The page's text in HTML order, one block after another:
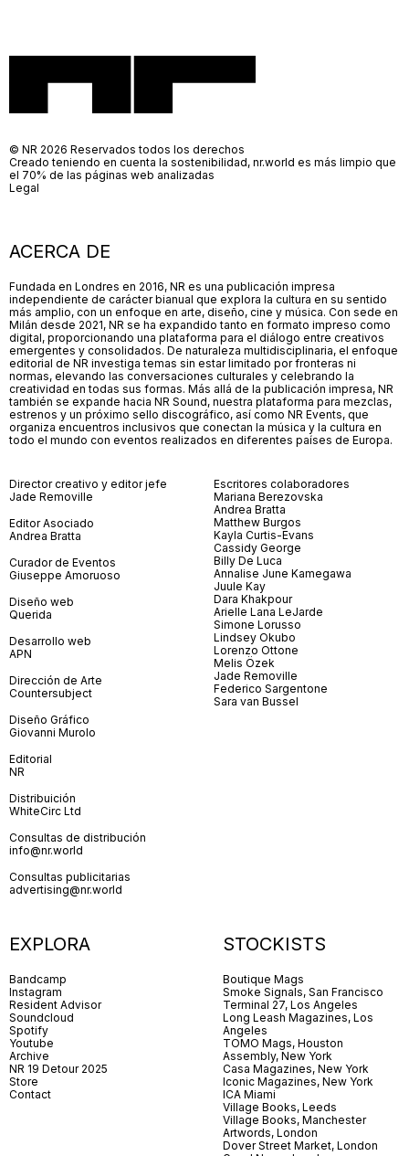
ACERCA DE
Fundada en Londres en 2016, NR es una publicación impresa
independiente de carácter bianual que explora la cultura en su sentido
más amplio, con un enfoque en arte, diseño, cine y música. Con sede en
Milán desde 2021, NR se ha expandido tanto en formato impreso como
digital, proporcionando una plataforma para el diálogo entre creativos
emergentes y consolidados. De naturaleza multidisciplinaria, el enfoque
editorial de NR investiga temas sin estar limitado por fronteras ni
normas, elevando las conversaciones culturales y celebrando la
creatividad en todas sus formas. Más allá de la publicación impresa, NR
también se expande hacia NR Sound, nuestra plataforma para mezclas,
estrenos y un próximo sello discográfico, así como NR Events, que
organiza encuentros inclusivos que conectan la música y la cultura en
todo el mundo con eventos realizados en diferentes países de Europa.
Director creativo y editor jefe
Jade Removille
Editor Asociado
Andrea Bratta
Curador de Eventos
Giuseppe Amoruoso
Diseño web
Querida
Desarrollo web
APN
Dirección de Arte
Countersubject
Diseño Gráfico
Giovanni Murolo
Editorial
NR
Distribuición
WhiteCirc Ltd
Consultas de distribución
info@nr.world
Consultas publicitarias
advertising@nr.world
Escritores colaboradores
Mariana Berezovska
Andrea Bratta
Matthew Burgos
Kayla Curtis-Evans
Cassidy George
Billy De Luca
Annalise June Kamegawa
Juule Kay
Dara Khakpour
Arielle Lana LeJarde
Simone Lorusso
Lindsey Okubo
Lorenzo Ottone
Melis Özek
Jade Removille
Federico Sargentone
Sara van Bussel
EXPLORA
Bandcamp
Instagram
Resident Advisor
Soundcloud
Spotify
Youtube
Archive
NR 19 Detour 2025
Store
Contact
STOCKISTS
Boutique Mags
Smoke Signals, San Francisco
Terminal 27, Los Angeles
Long Leash Magazines, Los
Angeles
TOMO Mags, Houston
Assembly, New York
Casa Magazines, New York
Iconic Magazines, New York
ICA Miami
Village Books, Leeds
Village Books, Manchester
Artwords, London
Dover Street Market, London
© NR 2026 Reservados todos los derechos
Creado teniendo en cuenta la sostenibilidad, nr.world es más limpio que
el 70% de las páginas web analizadas
Legal